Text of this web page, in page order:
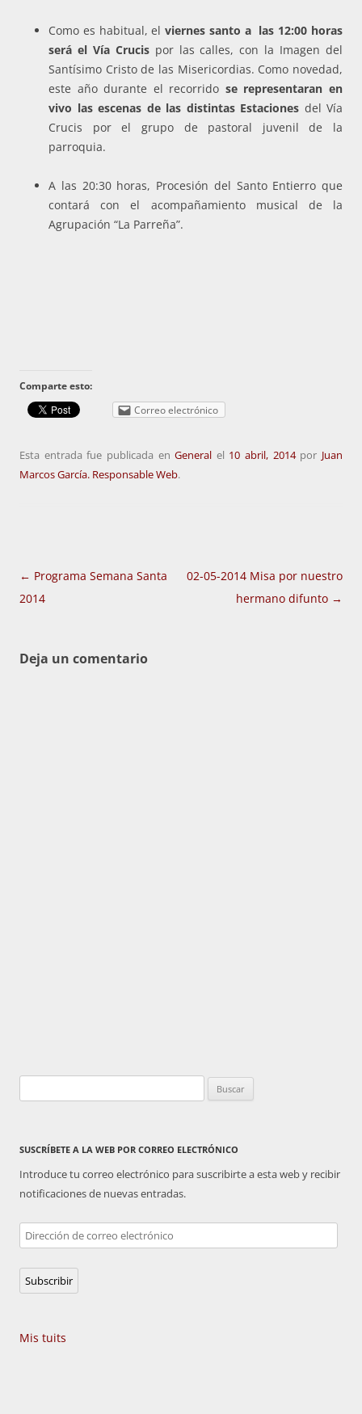
Como es habitual, elviernes santo a las 12:00 horas
será el Vía Crucispor las calles, con la Imagen del
Santísimo Cristo de las Misericordias. Como novedad,
este año durante el recorrido se representaran en
vivo las escenas de las distintas Estaciones del Vía
Crucis por el grupo de pastoral juvenil de la
parroquia.
A las 20:30 horas, Procesión del Santo Entierro que
contará con el acompañamiento musical de la
Agrupación “La Parreña”.
Comparte esto:
Correo electrónico
Esta entrada fue publicada enGeneral el 10 abril, 2014por Juan
Marcos García. Responsable Web.
Navegación
de
← Programa Semana Santa
2014
02-05-2014 Misa por nuestro
hermano difunto →
Deja un comentario
SUSCRÍBETE A LA WEB POR CORREO ELECTRÓNICO
Introduce tu correo electrónico para suscribirte a esta web y recibir
notificaciones de nuevas entradas.
Dirección
de
correo
electrónico
Subscribir
Mis tuits